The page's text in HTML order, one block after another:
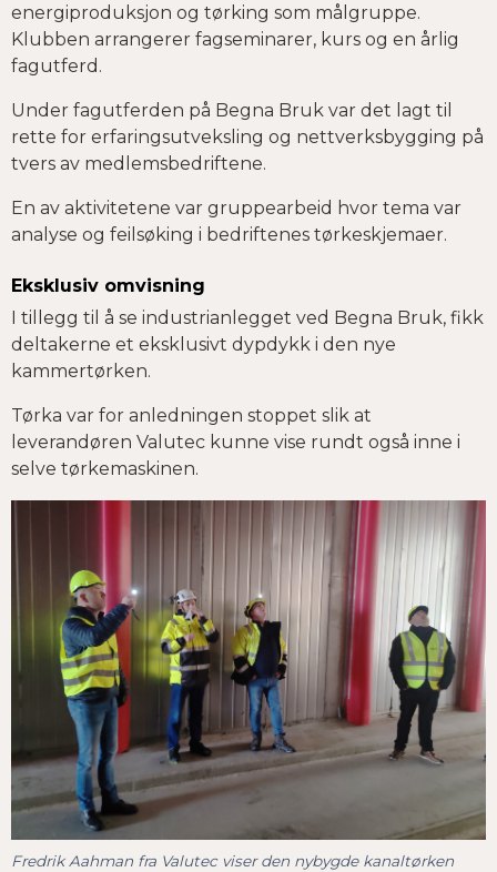
energiproduksjon og tørking som målgruppe.
Klubben arrangerer fagseminarer, kurs og en årlig
fagutferd.
Under fagutferden på Begna Bruk var det lagt til
rette for erfaringsutveksling og nettverksbygging på
tvers av medlemsbedriftene.
En av aktivitetene var gruppearbeid hvor tema var
analyse og feilsøking i bedriftenes tørkeskjemaer.
Eksklusiv omvisning
I tillegg til å se industrianlegget ved Begna Bruk, fikk
deltakerne et eksklusivt dypdykk i den nye
kammertørken.
Tørka var for anledningen stoppet slik at
leverandøren Valutec kunne vise rundt også inne i
selve tørkemaskinen.
Fredrik Aahman fra Valutec viser den nybygde kanaltørken